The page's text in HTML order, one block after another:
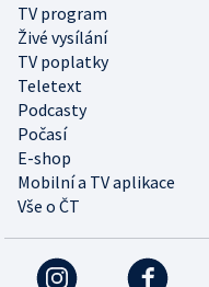
TV program
Živé vysílání
TV poplatky
Teletext
Podcasty
Počasí
E-shop
Mobilní a TV aplikace
Vše o ČT